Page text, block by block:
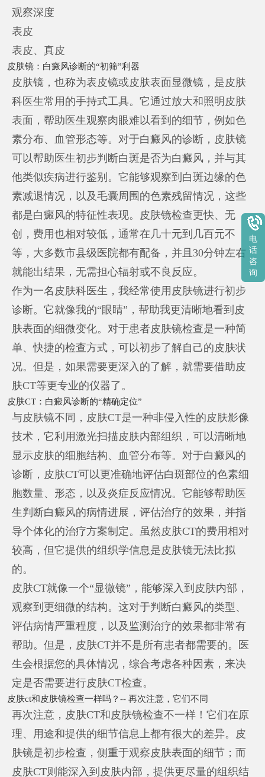
观察深度
表皮
表皮、真皮
皮肤镜：白癜风诊断的“初筛”利器
皮肤镜，也称为表皮镜或皮肤表面显微镜，是皮肤
科医生常用的手持式工具。它通过放大和照明皮肤
表面，帮助医生观察肉眼难以看到的细节，例如色
素分布、血管形态等。对于白癜风的诊断，皮肤镜
可以帮助医生初步判断白斑是否为白癜风，并与其
他类似疾病进行鉴别。它能够观察到白斑边缘的色
素减退情况，以及毛囊周围的色素残留情况，这些
都是白癜风的特征性表现。皮肤镜检查更快、无
创，费用也相对较低，通常在几十元到几百元不
等，大多数市县级医院都有配备，并且30分钟左右
就能出结果，无需担心辐射或不良反应。
作为一名皮肤科医生，我经常使用皮肤镜进行初步
诊断。它就像我的“眼睛”，帮助我更清晰地看到皮
肤表面的细微变化。对于患者皮肤镜检查是一种简
单、快捷的检查方式，可以初步了解自己的皮肤状
况。但是，如果需要更深入的了解，就需要借助皮
肤CT等更专业的仪器了。
皮肤CT：白癜风诊断的“精确定位”
与皮肤镜不同，皮肤CT是一种非侵入性的皮肤影像
技术，它利用激光扫描皮肤内部组织，可以清晰地
显示皮肤的细胞结构、血管分布等。对于白癜风的
诊断，皮肤CT可以更准确地评估白斑部位的色素细
胞数量、形态，以及炎症反应情况。它能够帮助医
生判断白癜风的病情进展，评估治疗的效果，并指
导个体化的治疗方案制定。虽然皮肤CT的费用相对
较高，但它提供的组织学信息是皮肤镜无法比拟
的。
皮肤CT就像一个“显微镜”，能够深入到皮肤内部，
观察到更细微的结构。这对于判断白癜风的类型、
评估病情严重程度，以及监测治疗的效果都非常有
帮助。但是，皮肤CT并不是所有患者都需要的。医
生会根据您的具体情况，综合考虑各种因素，来决
定是否需要进行皮肤CT检查。
皮肤ct和皮肤镜检查一样吗？-- 再次注意，它们不同
再次注意，皮肤CT和皮肤镜检查不一样！它们在原
理、用途和提供的细节信息上都有很大的差异。皮
肤镜是初步检查，侧重于观察皮肤表面的细节；而
皮肤CT则能深入到皮肤内部，提供更尽量的组织结
电
话
咨
询